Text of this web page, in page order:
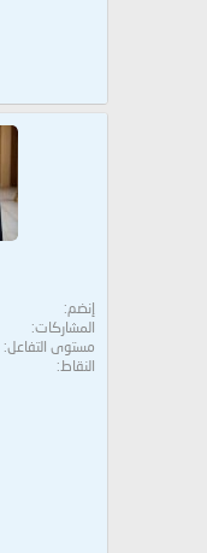
إنضم
المشاركات
مستوى التفاعل
النقاط